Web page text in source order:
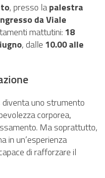
, presso lapalestra
da Viale
mattutini: 18
, dalle 10.00 alle
diventa uno strumento
corporea,
Ma soprattutto,
in un’esperienza
di rafforzare il